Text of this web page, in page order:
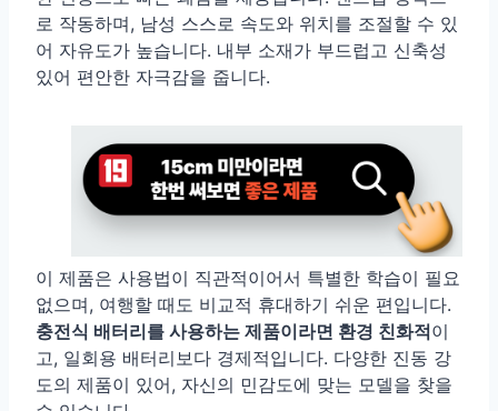
로 작동하며, 남성 스스로 속도와 위치를 조절할 수 있
어 자유도가 높습니다. 내부 소재가 부드럽고 신축성
있어 편안한 자극감을 줍니다.
이 제품은 사용법이 직관적이어서 특별한 학습이 필요
없으며, 여행할 때도 비교적 휴대하기 쉬운 편입니다.
충전식 배터리를 사용하는 제품이라면 환경 친화적이
고, 일회용 배터리보다 경제적입니다. 다양한 진동 강
도의 제품이 있어, 자신의 민감도에 맞는 모델을 찾을